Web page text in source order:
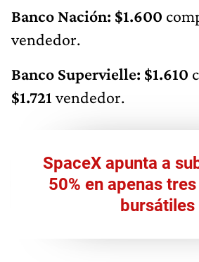
Banco Nación: $1.600
vendedor.
Banco Supervielle: $1.610
$1.721 vendedor.
SpaceX apunta a
50% en apenas
bursátiles